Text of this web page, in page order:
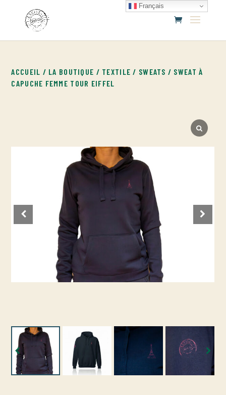
ACCUEIL / LA BOUTIQUE / TEXTILE / SWEATS / SWEAT À
CAPUCHE FEMME TOUR EIFFEL
Français